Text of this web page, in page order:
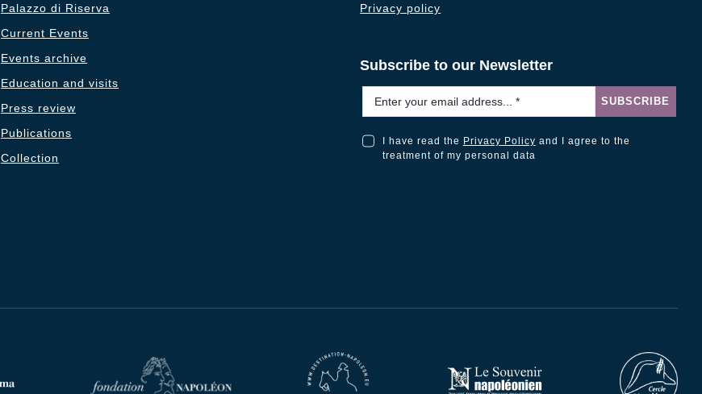
Palazzo di Riserva
Current Events
Events archive
Education and visits
Press review
Publications
Collection
Privacy policy
Subscribe to our Newsletter
SUBSCRIBE
I have read the Privacy Policy and I agree to the
treatment of my personal data